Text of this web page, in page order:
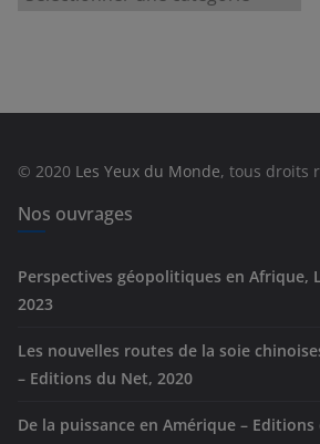
e
© 2020 Les Yeux du Monde, tous droits
Nos ouvrages
Perspectives géopolitiques en Afrique,
2023
Les nouvelles routes de la soie
– Editions du Net, 2020
De la puissance en Amérique –